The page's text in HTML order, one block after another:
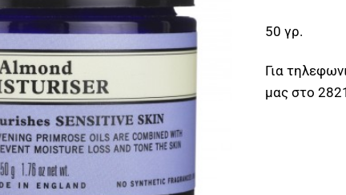
50 γρ.
Για
μας στο